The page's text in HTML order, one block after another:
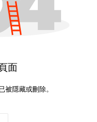
面
隱藏或刪除。